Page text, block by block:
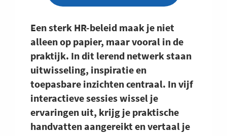
Een sterk HR-beleid maak je niet
alleen op papier, maar vooral in de
praktijk. In dit lerend netwerk staan
uitwisseling, inspiratie en
toepasbare inzichten centraal. In vijf
interactieve sessies wissel je
ervaringen uit, krijg je praktische
handvatten aangereikt en vertaal je